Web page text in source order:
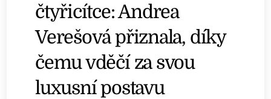
čtyřicítce: Andrea
Verešová přiznala, díky
čemu vděčí za svou
luxusní postavu